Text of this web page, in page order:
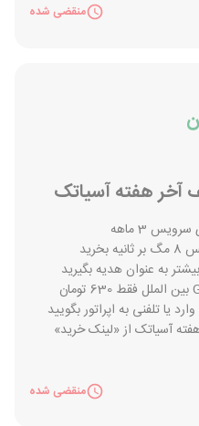
منقضی شده
3 ماهه
یا تلفنی به اپراتور بگویید
آسیاتک از «لینک خرید»
منقضی شده